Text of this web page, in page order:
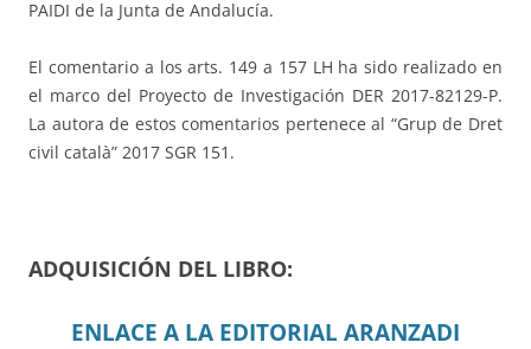
PAIDI de la Junta de Andalucía.
El comentario a los arts. 149 a 157 LH ha sido realizado en
el marco del Proyecto de Investigación DER 2017-82129-P.
La autora de estos comentarios pertenece al “Grup de Dret
civil català” 2017 SGR 151.
ADQUISICIÓN DEL LIBRO:
ENLACE A LA EDITORIAL ARANZADI